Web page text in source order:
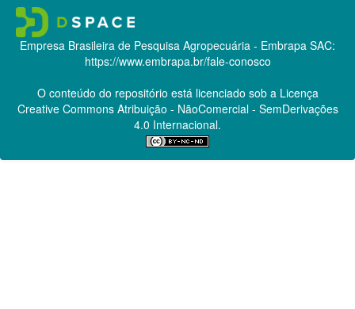
Empresa Brasileira de Pesquisa Agropecuária - Embrapa SAC:
https://www.embrapa.br/fale-conosco
O conteúdo do repositório está licenciado sob a Licença
Creative CommonsAtribuição - NãoComercial - SemDerivações
4.0 Internacional.